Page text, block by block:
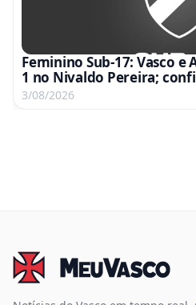
Feminino Sub-17: Vasco e
1 no Nivaldo Pereira;
Gabriela
3/08/2026